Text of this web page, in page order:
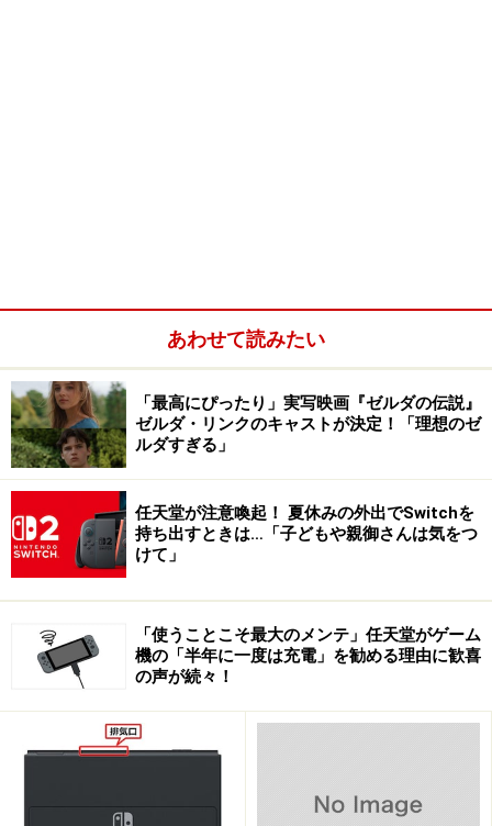
あわせて読みたい
「最高にぴったり」実写映画『ゼルダの伝説』
ゼルダ・リンクのキャストが決定！「理想のゼ
ルダすぎる」
任天堂が注意喚起！ 夏休みの外出でSwitchを
持ち出すときは…「子どもや親御さんは気をつ
けて」
「使うことこそ最大のメンテ」任天堂がゲーム
機の「半年に一度は充電」を勧める理由に歓喜
の声が続々！